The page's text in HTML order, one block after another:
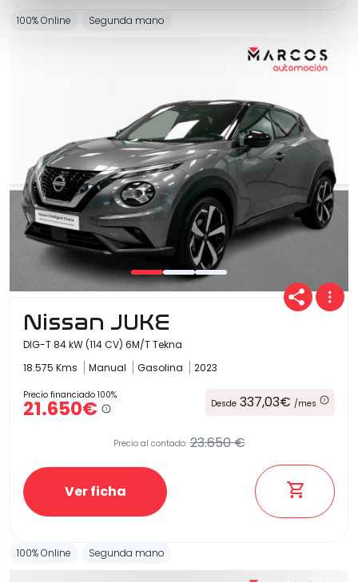
100% Online Segunda mano
Nissan JUKE
DIG-T 84 kW (114 CV) 6M/T Tekna
18.575 Kms
Manual Gasolina 2023
Precio financiado 100%
21.650€ Desde 337,03€ /mes
Precio al contado: 23.650 €
Ver ficha
100% Online Segunda mano